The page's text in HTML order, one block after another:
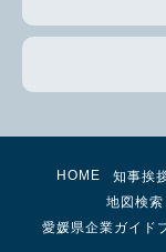
HOME 知事挨
地図検索
愛媛県企業ガイド